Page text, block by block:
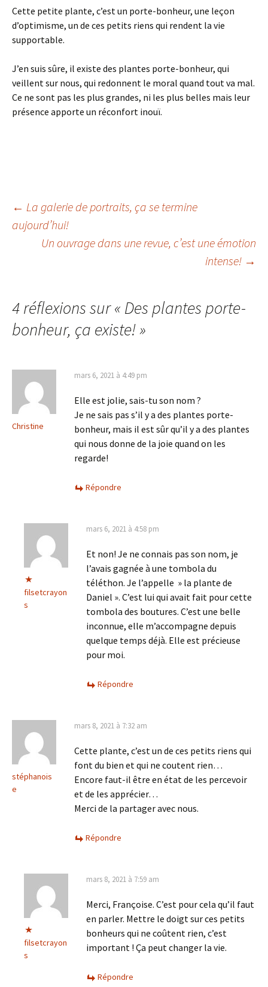
Cette petite plante, c’est un porte-bonheur, une leçon
d’optimisme, un de ces petits riens qui rendent la vie
supportable.
J’en suis sûre, il existe des plantes porte-bonheur, qui
veillent sur nous, qui redonnent le moral quand tout va mal.
Ce ne sont pas les plus grandes, ni les plus belles mais leur
présence apporte un réconfort inouï.
Navigation
des
← La galerie de portraits, ça se termine
aujourd’hui!
Un ouvrage dans une revue, c’est une émotion
intense! →
4 réflexions sur « Des plantes porte-
bonheur, ça existe!»
Christine
mars 6, 2021 à 4:49 pm
Elle est jolie, sais-tu son nom ?
Je ne sais pas s’il y a des plantes porte-
bonheur, mais il est sûr qu’il y a des plantes
qui nous donne de la joie quand on les
regarde!
Répondre
filsetcrayon
s
mars 6, 2021 à 4:58 pm
Et non! Je ne connais pas son nom, je
l’avais gagnée à une tombola du
téléthon. Je l’appelle » la plante de
Daniel ». C’est lui qui avait fait pour cette
tombola des boutures. C’est une belle
inconnue, elle m’accompagne depuis
quelque temps déjà. Elle est précieuse
pour moi.
Répondre
stéphanois
e
mars 8, 2021 à 7:32 am
Cette plante, c’est un de ces petits riens qui
font du bien et qui ne coutent rien…
Encore faut-il être en état de les percevoir
et de les apprécier…
Merci de la partager avec nous.
Répondre
filsetcrayon
s
mars 8, 2021 à 7:59 am
Merci, Françoise. C’est pour cela qu’il faut
en parler. Mettre le doigt sur ces petits
bonheurs qui ne coûtent rien, c’est
important ! Ça peut changer la vie.
Répondre